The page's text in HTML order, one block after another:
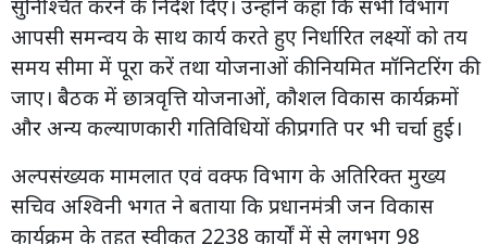
सुनिश्चित करने के निर्देश दिए। उन्होंने कहा कि सभी विभाग
आपसी समन्वय के साथ कार्य करते हुए निर्धारित लक्ष्यों को तय
समय सीमा में पूरा करें तथा योजनाओं की नियमित मॉनिटरिंग की
जाए। बैठक में छात्रवृत्ति योजनाओं, कौशल विकास कार्यक्रमों
और अन्य कल्याणकारी गतिविधियों की प्रगति पर भी चर्चा हुई।
अल्पसंख्यक मामलात एवं वक्फ विभाग के अतिरिक्त मुख्य
सचिव अश्विनी भगत ने बताया कि प्रधानमंत्री जन विकास
कार्यक्रम के तहत स्वीकृत 2238 कार्यों में से लगभग 98